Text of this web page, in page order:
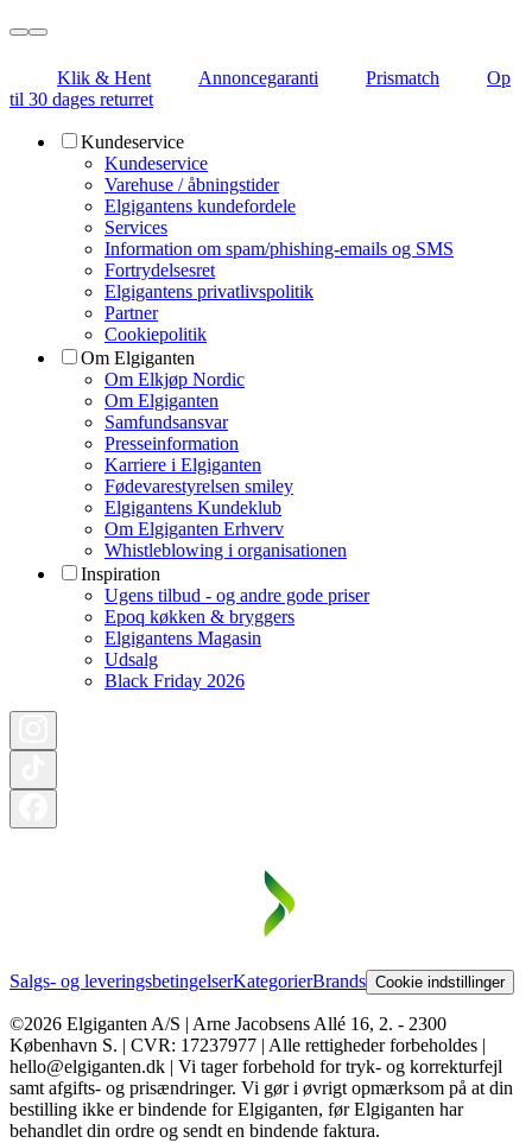
Klik & Hent Annoncegaranti Prismatch
Op
til 30 dages returret
Kundeservice
Kundeservice
Varehuse / åbningstider
Elgigantens kundefordele
Services
Information om spam/phishing-emails og SMS
Fortrydelsesret
Elgigantens privatlivspolitik
Partner
Cookiepolitik
Om Elgiganten
Om Elkjøp Nordic
Om Elgiganten
Samfundsansvar
Presseinformation
Karriere i Elgiganten
Fødevarestyrelsen smiley
Elgigantens Kundeklub
Om Elgiganten Erhverv
Whistleblowing i organisationen
Inspiration
Ugens tilbud - og andre gode priser
Epoq køkken & bryggers
Elgigantens Magasin
Udsalg
Black Friday 2026
Salgs- og leveringsbetingelserKategorierBrands Cookie indstillinger
©2026 Elgiganten A/S | Arne Jacobsens Allé 16, 2. - 2300
København S. | CVR: 17237977 | Alle rettigheder forbeholdes |
hello@elgiganten.dk | Vi tager forbehold for tryk- og korrekturfejl
samt afgifts- og prisændringer. Vi gør i øvrigt opmærksom på at din
bestilling ikke er bindende for Elgiganten, før Elgiganten har
behandlet din ordre og sendt en bindende faktura.